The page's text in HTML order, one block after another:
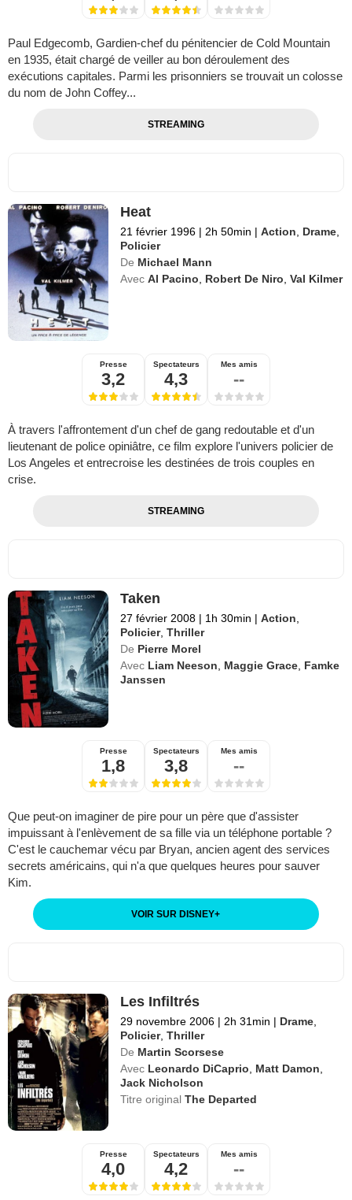
Paul Edgecomb, Gardien-chef du pénitencier de Cold Mountain
en 1935, était chargé de veiller au bon déroulement des
exécutions capitales. Parmi les prisonniers se trouvait un colosse
du nom de John Coffey...
STREAMING
Heat
21 février 1996 | 2h 50min | Action Drame
Policier
De Michael Mann
Avec Al Pacino Robert De Niro ,Val Kilmer
Presse
3,2
Spectateurs
4,3
Mes amis
--
À travers l'affrontement d'un chef de gang redoutable et d'un
lieutenant de police opiniâtre, ce film explore l'univers policier de
Los Angeles et entrecroise les destinées de trois couples en
crise.
STREAMING
Taken
27 février 2008 | 1h 30min | Action
Policier,Thriller
De Pierre Morel
Avec Liam Neeson Maggie Grace Famke
Janssen
Presse
1,8
Spectateurs
3,8
Mes amis
--
Que peut-on imaginer de pire pour un père que d'assister
impuissant à l'enlèvement de sa fille via un téléphone portable ?
C'est le cauchemar vécu par Bryan, ancien agent des services
secrets américains, qui n'a que quelques heures pour sauver
Kim.
VOIR SUR DISNEY+
Les Infiltrés
29 novembre 2006 | 2h 31min | Drame
Policier,Thriller
De Martin Scorsese
Avec Leonardo DiCaprio Matt Damon
Jack Nicholson
Titre originalThe Departed
Presse
4,0
Spectateurs
4,2
Mes amis
--